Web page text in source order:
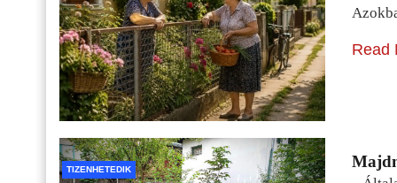
Read
TIZENHETEDIK